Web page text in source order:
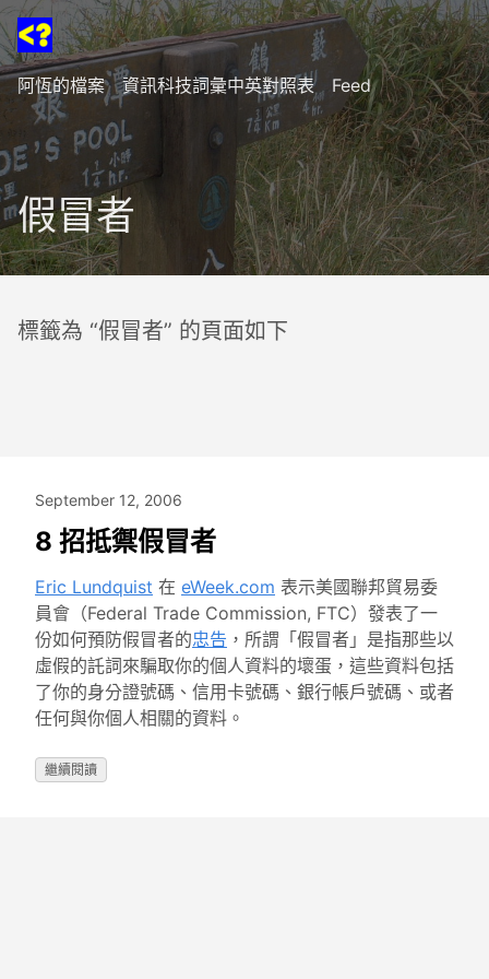
阿恆的檔案 資訊科技詞彙中英對照表 Feed
假冒者
標籤為 “假冒者” 的頁面如下
September 12, 2006
8 招抵禦假冒者
Eric Lundquist 在 eWeek.com 表示美國聯邦貿易委
員會（Federal Trade Commission, FTC）發表了一
份如何預防假冒者的忠告 ，所謂「假冒者」是指那些以
虛假的託詞來騙取你的個人資料的壞蛋，這些資料包括
了你的身分證號碼、信用卡號碼、銀行帳戶號碼、或者
任何與你個人相關的資料。
繼續閱讀